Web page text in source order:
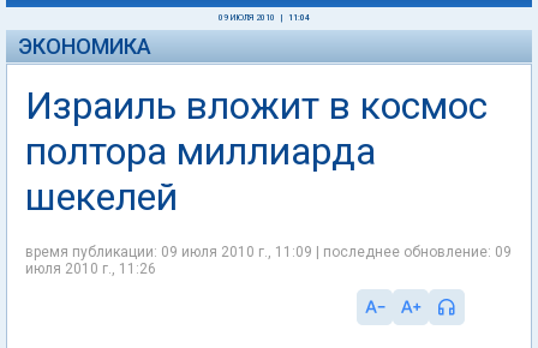
09 ИЮЛЯ 2010 11:04
ЭКОНОМИКА
Израиль вложит в космос
полтора миллиарда
шекелей
время публикации: 09 июля 2010 г., 11:09 | последнее обновление: 09
июля 2010 г., 11:26